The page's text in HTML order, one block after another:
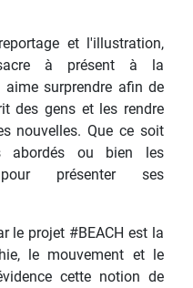
et l'illustration,
à présent à la
surprendre afin de
des gens et les rendre
nouvelles. Que ce soit
abordés ou bien les
présenter ses
le projet #BEACH est la
le mouvement et le
cette notion de